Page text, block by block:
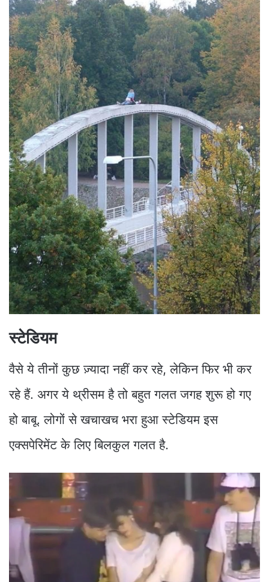
स्टेडियम
वैसे ये तीनों कुछ ज़्यादा नहीं कर रहे, लेकिन फिर भी कर
रहे हैं. अगर ये थ्रीसम है तो बहुत गलत जगह शुरू हो गए
हो बाबू. लोगों से खचाखच भरा हुआ स्टेडियम इस
एक्सपेरिमेंट के लिए बिलकुल गलत है.